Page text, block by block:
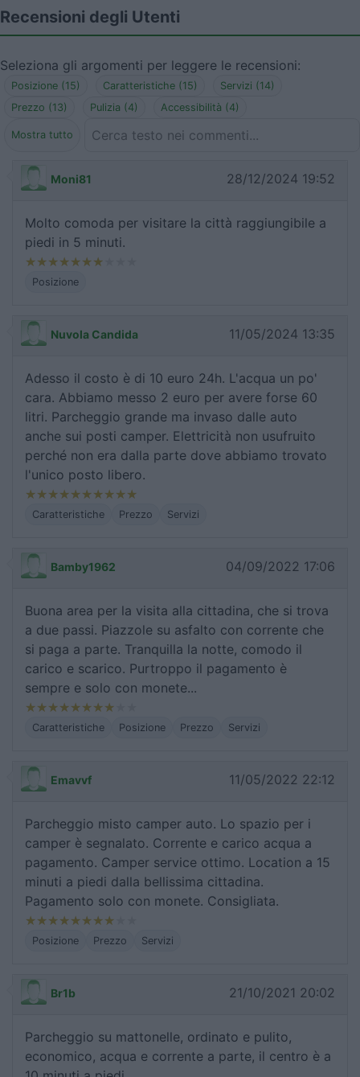
Recensioni degli Utenti
Seleziona gli argomenti per leggere le recensioni:
Posizione (15) Caratteristiche (15)
Servizi (14)
Prezzo (13)
Pulizia (4) Accessibilità (4)
Mostra tutto
Moni81 28/12/2024 19:52
Molto comoda per visitare la città raggiungibile a
piedi in 5 minuti.
Posizione
Nuvola Candida 11/05/2024 13:35
Adesso il costo è di 10 euro 24h. L'acqua un po'
cara. Abbiamo messo 2 euro per avere forse 60
litri. Parcheggio grande ma invaso dalle auto
anche sui posti camper. Elettricità non usufruito
perché non era dalla parte dove abbiamo trovato
l'unico posto libero.
Caratteristiche Prezzo Servizi
Bamby1962 04/09/2022 17:06
Buona area per la visita alla cittadina, che si trova
a due passi. Piazzole su asfalto con corrente che
si paga a parte. Tranquilla la notte, comodo il
carico e scarico. Purtroppo il pagamento è
sempre e solo con monete...
Caratteristiche Posizione Prezzo Servizi
Emavvf 11/05/2022 22:12
Parcheggio misto camper auto. Lo spazio per i
camper è segnalato. Corrente e carico acqua a
pagamento. Camper service ottimo. Location a 15
minuti a piedi dalla bellissima cittadina.
Pagamento solo con monete. Consigliata.
Posizione Prezzo Servizi
Br1b 21/10/2021 20:02
Parcheggio su mattonelle, ordinato e pulito,
economico, acqua e corrente a parte, il centro è a